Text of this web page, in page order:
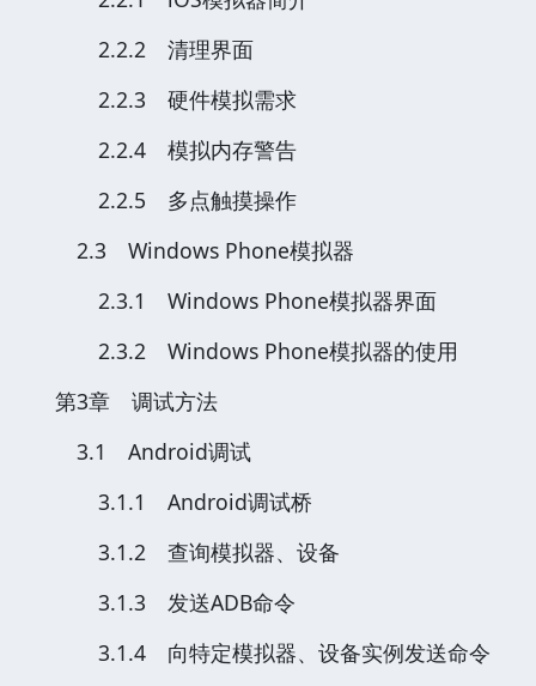
2.2.2 清理界面
2.2.3 硬件模拟需求
2.2.4 模拟内存警告
2.2.5 多点触摸操作
2.3 Windows Phone模拟器
2.3.1 Windows Phone模拟器界面
2.3.2 Windows Phone模拟器的使用
第3章 调试方法
3.1 Android调试
3.1.1 Android调试桥
3.1.2 查询模拟器、设备
3.1.3 发送ADB命令
3.1.4 向特定模拟器、设备实例发送命令